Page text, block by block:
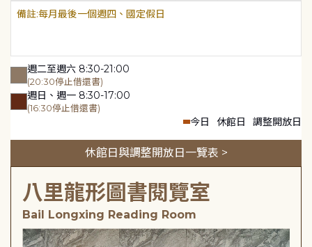
每月最後一個週四、國定假日
週二至週六 8:30-21:00
(20:30停止借還書)
週日、週一 8:30-17:00
(16:30停止借還書)
今日 休館日 調整開放日
休館日與調整開放日一覽表 >
八里龍形圖書閱覽室
Bail Longxing Reading Room